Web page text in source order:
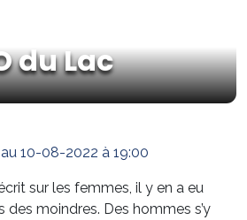
du Lac
10-08-2022 à 19:00
sur les femmes, il y en a eu
moindres. Des hommes s’y